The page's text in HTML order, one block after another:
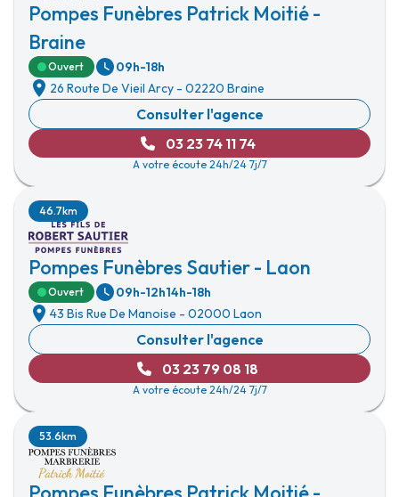
Pompes Funèbres Patrick Moitié -
Braine
Ouvert
09h-18h
26 Route De Vieil Arcy - 02220 Braine
Consulter l'agence
03 23 74 11 74
A votre écoute 24h/24 7j/7
Pompes Funèbres Sautier - Laon
46.7km
Ouvert 09h-12h14h-18h
43 Bis Rue De Manoise - 02000 Laon
Consulter l'agence
03 23 79 08 18
A votre écoute 24h/24 7j/7
53.6km